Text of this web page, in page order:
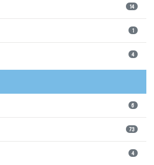
14
1
4
6
73
4